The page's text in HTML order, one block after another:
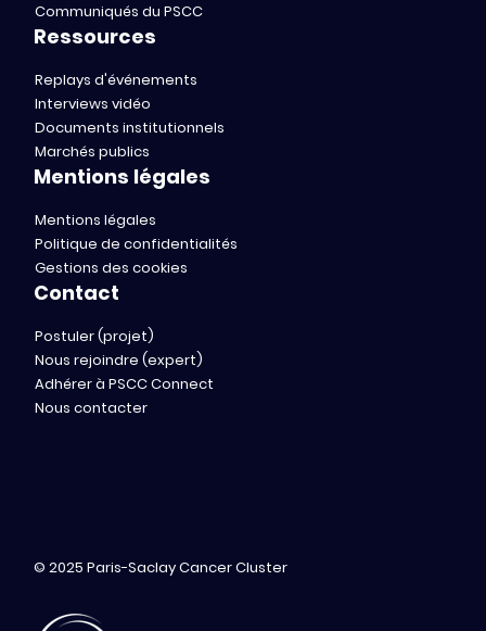
Communiqués du PSCC
Ressources
Replays d'événements
Interviews vidéo
Documents institutionnels
Marchés publics
Mentions légales
Mentions légales
Politique de confidentialités
Gestions des cookies
Contact
Postuler (projet)
Nous rejoindre (expert)
Adhérer à PSCC Connect
Nous contacter
© 2025 Paris-Saclay Cancer Cluster